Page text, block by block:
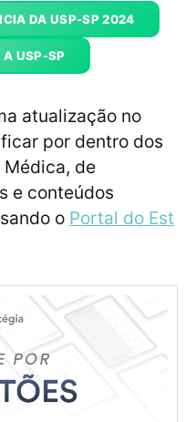
DA USP-SP 2024
A USP-SP
atualização no
por dentro dos
de
e conteúdos
o Portal do Est